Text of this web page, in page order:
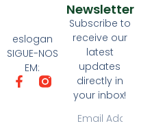
eslogan
SIGUE-NOS
EM:
Newsletter
Subscribe to
receive our
latest
updates
directly in
your inbox!